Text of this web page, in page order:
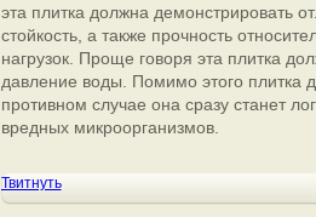
эта плитка должна демонстрировать
стойкость, а также прочность
нагрузок. Проще говоря эта плитка
давление воды. Помимо этого плитка
противном случае она сразу станет
вредных микроорганизмов.
Твитнуть